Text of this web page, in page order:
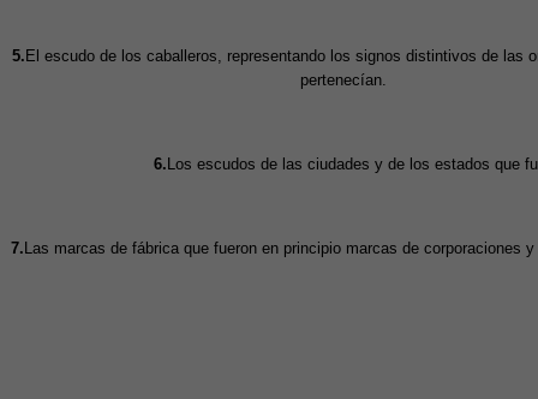
5. El escudo de los caballeros, representando los signos distintivos de las
pertenecían.
6. Los escudos de las ciudades y de los estados que
7. Las marcas de fábrica que fueron en principio marcas de